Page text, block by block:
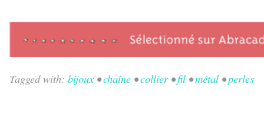
Tagged with: bijoux•chaîne •collier•fil •métal •perles